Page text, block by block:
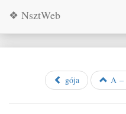
❖ NsztWeb
gója A –